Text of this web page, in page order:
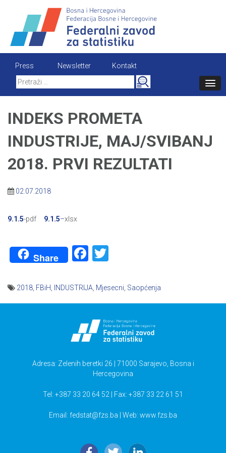
content
Press Newsletter
Kontakt
Search
for:
INDEKS PROMETA
INDUSTRIJE, MAJ/SVIBANJ
2018. PRVI REZULTATI
02.07.2018
9.1.5-pdf 9.1.5–xlsx
Share Facebook
2018 FBiH INDUSTRIJA Mjesecni Saopćenja
Adresa: Zelenih beretki 26 | 71000 Sarajevo, Bosna i
Hercegovina
Tel: +387 33 20 64 52 | Fax: +387 33 22 61 51
Email: fedstat@fzs.ba | Web: www.fzs.ba